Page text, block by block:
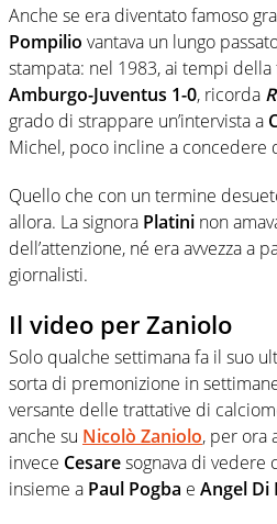
Anche se era diventato famoso
Pompilio vantava un lungo
stampata: nel 1983, ai tempi
Amburgo-Juventus 1-0, ricorda
grado di strappare un’intervista a
Michel, poco incline a concedere
Quello che con un termine
allora. La signora Platini non
dell’attenzione, né era avvezza a
giornalisti.
Il video per Zaniolo
Solo qualche settimana fa il suo
sorta di premonizione in
versante delle trattative di
anche su Nicolò Zaniolo, per ora
invece Cesaresognava di vedere
insieme a Paul Pogba e Angel Di